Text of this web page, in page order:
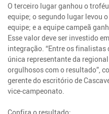
O terceiro lugar ganhou o
equipe; o segundo lugar levou
equipe; e a equipe campeã
Esse valor deve ser investido
integração. “Entre os finalistas
única representante da
orgulhosos com o resultado”,
gerente do escritório de
vice-campeonato.